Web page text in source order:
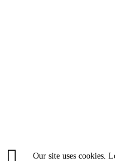
Our site uses cookies.